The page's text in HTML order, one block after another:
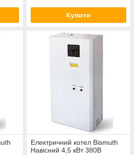
Купити
Електричний котел Bismuth
Навісний 4,5 кВт 380В